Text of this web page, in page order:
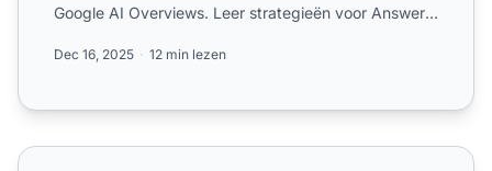
Google AI Overviews. Leer strategieën voor Answer
Dec 16, 2025 12 min lezen
Wat zijn de werkelijke totale kosten van AI-